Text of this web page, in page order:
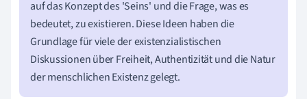
auf das Konzept des 'Seins' und die Frage, was es
bedeutet, zu existieren. Diese Ideen haben die
Grundlage für viele der existenzialistischen
Diskussionen über Freiheit, Authentizität und die Natur
der menschlichen Existenz gelegt.